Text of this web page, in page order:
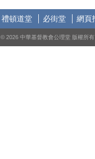
禮頓道堂 必街堂 網頁
© 2026 中華基督教會公理堂 版權所